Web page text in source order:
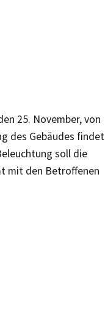
25. November, von
des Gebäudes findet
soll die
mit den Betroffenen